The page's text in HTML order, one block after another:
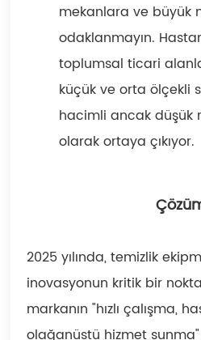
mekanlara ve büyük
odaklanmayın.
toplumsal ticari
küçük ve orta ölçekli
hacimli ancak düşük
olarak ortaya çıkıyor.
2025 yılında, temizlik
inovasyonun kritik bir
markanın "hızlı çalışma,
olağanüstü hizmet